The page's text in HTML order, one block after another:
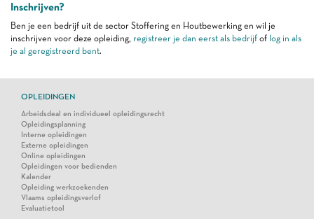
Inschrijven?
Ben je een bedrijf uit de sector Stoffering en Houtbewerking en wil je
inschrijven voor deze opleiding, registreer je dan eerst als bedrijf of log in als
je al geregistreerd bent.
OPLEIDINGEN
Arbeidsdeal en individueel opleidingsrecht
Opleidingsplanning
Interne opleidingen
Externe opleidingen
Online opleidingen
Opleidingen voor bedienden
Kalender
Opleiding werkzoekenden
Vlaams opleidingsverlof
Evaluatietool